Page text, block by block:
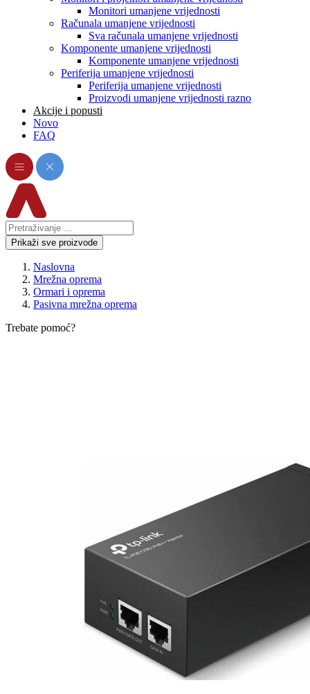
Monitori umanjene vrijednosti
Računala umanjene vrijednosti
Sva računala umanjene vrijednosti
Komponente umanjene vrijednosti
Komponente umanjene vrijednosti
Periferija umanjene vrijednosti
Periferija umanjene vrijednosti
Proizvodi umanjene vrijednosti razno
Akcije i popusti
Novo
FAQ
Prikaži sve proizvode
Naslovna
Mrežna oprema
Ormari i oprema
Pasivna mrežna oprema
Trebate pomoć?